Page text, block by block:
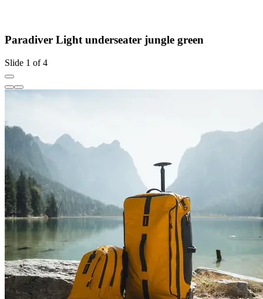
Paradiver Light underseater jungle green
Slide 1 of 4